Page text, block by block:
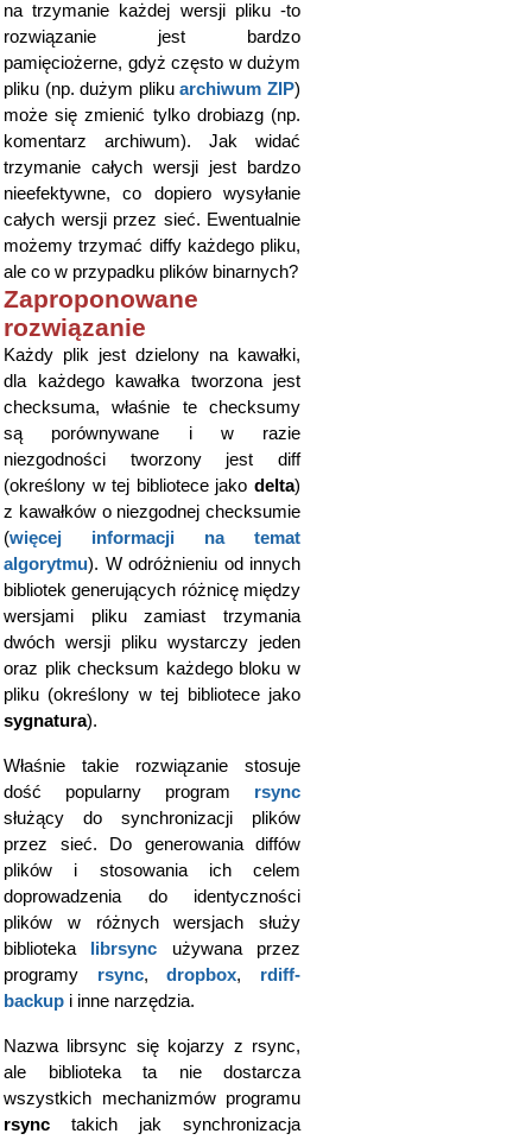
na trzymanie każdej wersji pliku -to
rozwiązanie jest bardzo
pamięciożerne, gdyż często w dużym
pliku (np. dużym plikuarchiwum ZIP)
może się zmienić tylko drobiazg (np.
komentarz archiwum). Jak widać
trzymanie całych wersji jest bardzo
nieefektywne, co dopiero wysyłanie
całych wersji przez sieć. Ewentualnie
możemy trzymać diffy każdego pliku,
ale co w przypadku plików binarnych?
Zaproponowane
rozwiązanie
Każdy plik jest dzielony na kawałki,
dla każdego kawałka tworzona jest
checksuma, właśnie te checksumy
są porównywane i w razie
niezgodności tworzony jest diff
(określony w tej bibliotece jako delta)
z kawałków o niezgodnej checksumie
(więcej informacji na temat
algorytmu). W odróżnieniu od innych
bibliotek generujących różnicę między
wersjami pliku zamiast trzymania
dwóch wersji pliku wystarczy jeden
oraz plik checksum każdego bloku w
pliku (określony w tej bibliotece jako
sygnatura).
Właśnie takie rozwiązanie stosuje
dość popularny program rsync
służący do synchronizacji plików
przez sieć. Do generowania diffów
plików i stosowania ich celem
doprowadzenia do identyczności
plików w różnych wersjach służy
biblioteka
librsync używana przez
programy rsync,dropbox, rdiff-
backup i inne narzędzia.
Nazwa librsync się kojarzy z rsync,
ale biblioteka ta nie dostarcza
wszystkich mechanizmów programu
rsync takich jak synchronizacja